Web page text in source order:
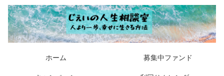
ホーム 募集中ファンド